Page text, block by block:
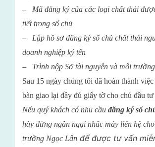
– Mã đăng ký của các loại chất thải
tiết trong sổ chủ
– Lập hồ sơ đăng ký sổ chủ chất thải
doanh nghiệp ký tên
– Trình nộp Sở tài nguyên và môi
Sau 15 ngày chúng tôi đã hoàn thành
bàn giao lại đầy đủ giấy tờ cho chủ đầu tư
Nếu quý khách có nhu cầu đăng ký sổ
hãy đừng ngần ngại nhấc máy liên hệ cho
trường Ngọc Lân để được tư vấn